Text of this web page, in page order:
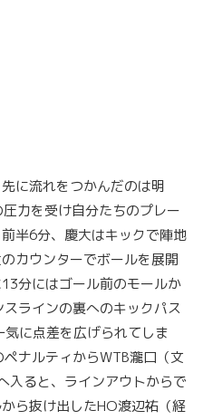
に流れをつかんだのは明
力を受け自分たちのプレー
半6分、慶大はキックで陣地
カウンターでボールを展開
分にはゴール前のモールか
ラインの裏へのキックパス
に点差を広げられてしま
ナルティからWTB瀧口（文
入ると、ラインアウトからで
ら抜け出したHO渡辺祐（経